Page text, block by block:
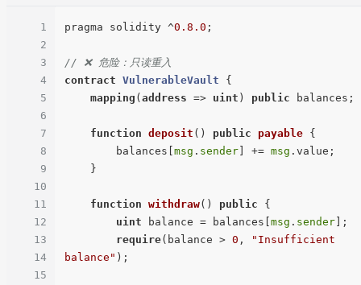
1
2
3
4
5
6
7
8
9
10
11
12
13
14
15
pragma solidity ^0.8 .0 ;
// ❌ 危险：只读重入
contract VulnerableVault
{
mapping ( address => uint ) public balances;
function deposit ( ) public payable {
        balances[
msg . sender ] += msg .value;
function withdraw( ) public
{
uint balance = balances[ msg . sender ];
require(balance > 0 ,
"Insufficient
balance" );